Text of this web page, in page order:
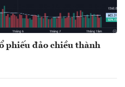
phiếu đảo chiều thành